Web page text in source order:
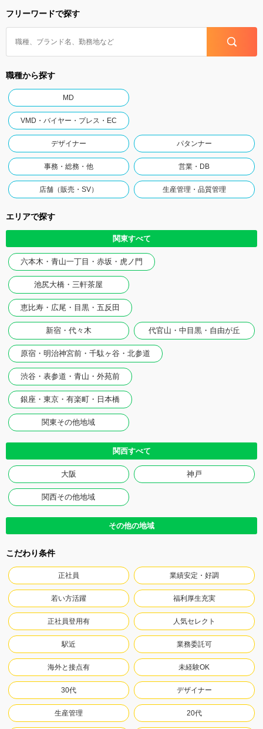
フリーワードで探す
職種から探す
MD
VMD・バイヤー・プレス・EC
デザイナー パタンナー
事務・総務・他 営業・DB
店舗（販売・SV） 生産管理・品質管理
エリアで探す
関東すべて
六本木・青山一丁目・赤坂・虎ノ門
池尻大橋・三軒茶屋
恵比寿・広尾・目黒・五反田
新宿・代々木 代官山・中目黒・自由が丘
原宿・明治神宮前・千駄ヶ谷・北参道
渋谷・表参道・青山・外苑前
銀座・東京・有楽町・日本橋
関東その他地域
関西すべて
大阪 神戸
関西その他地域
その他の地域
こだわり条件
正社員 業績安定・好調
若い方活躍 福利厚生充実
正社員登用有 人気セレクト
駅近 業務委託可
海外と接点有 未経験OK
30代 デザイナー
生産管理 20代